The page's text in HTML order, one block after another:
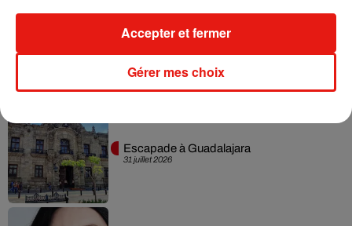
Benny Blanco invite Selena Gomez et
31 juillet 2026
Escapade à Guadalajara
Gérer mes choix
Accepter et fermer